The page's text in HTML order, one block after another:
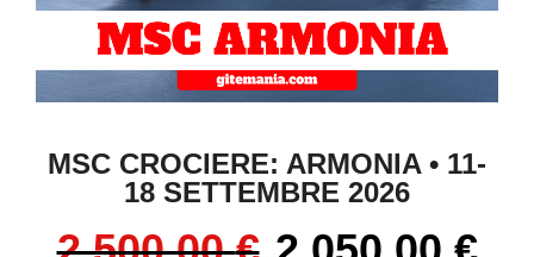
MSC CROCIERE: ARMONIA • 11-
18 SETTEMBRE 2026